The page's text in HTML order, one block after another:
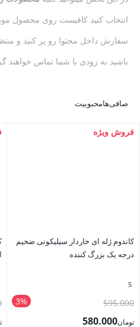
انتخاب کنید کافیست روی محصول
سفارش داخل محتوا رو پر کنید و
باشید به زودی با شما تماس خواهند
صافی‌هامحبوبیت
فروش ویژه
کاندوم ژله ای خاردار سیلیکونی ضخیم
درجه یک بزرگ کننده
5
3% 595.000قیمت
اصلی
تومان580.000